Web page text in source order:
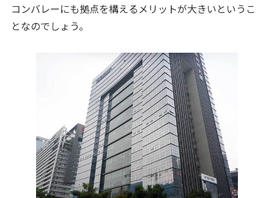
コンバレーにも拠点を構えるメリットが大きいというこ
となのでしょう。